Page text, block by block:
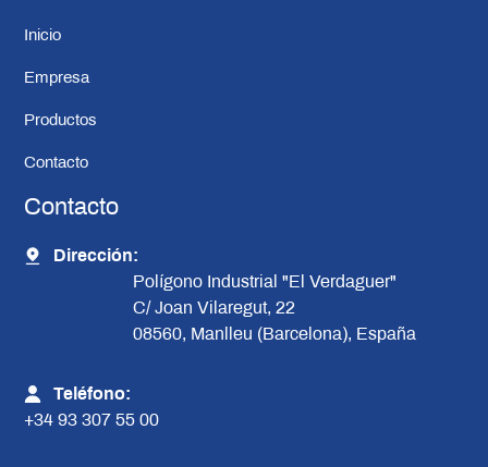
Inicio
Empresa
Productos
Contacto
Contacto
Dirección:
Polígono Industrial "El Verdaguer"
C/ Joan Vilaregut, 22
08560, Manlleu (Barcelona), España
Teléfono:
+34 93 307 55 00